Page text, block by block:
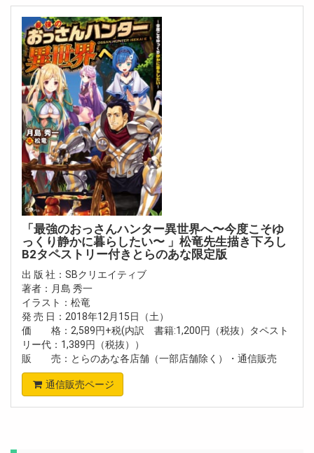
「最強のおっさんハンター異世界へ〜今度こそゆ
っくり静かに暮らしたい〜 」松竜先生描き下ろし
B2タペストリー付きとらのあな限定版
出 版 社：SBクリエイティブ
著者：月島 秀一
イラスト：松竜
発 売 日：2018年12月15日（土）
価 格：2,589円+税(内訳 書籍:1,200円（税抜）タペスト
リー代：1,389円（税抜））
販 売：とらのあな各店舗（一部店舗除く）・通信販売
通信販売ページ